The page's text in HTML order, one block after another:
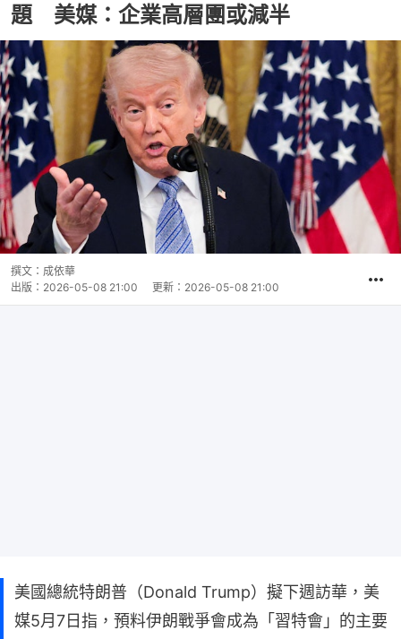
題 美媒：企業高層團或減半
撰文： 成依華
出版： 2026-05-08 21:00 更新： 2026-05-08 21:00
美國總統特朗普（Donald Trump）擬下週訪華，美
媒5月7日指，預料伊朗戰爭會成為「習特會」的主要